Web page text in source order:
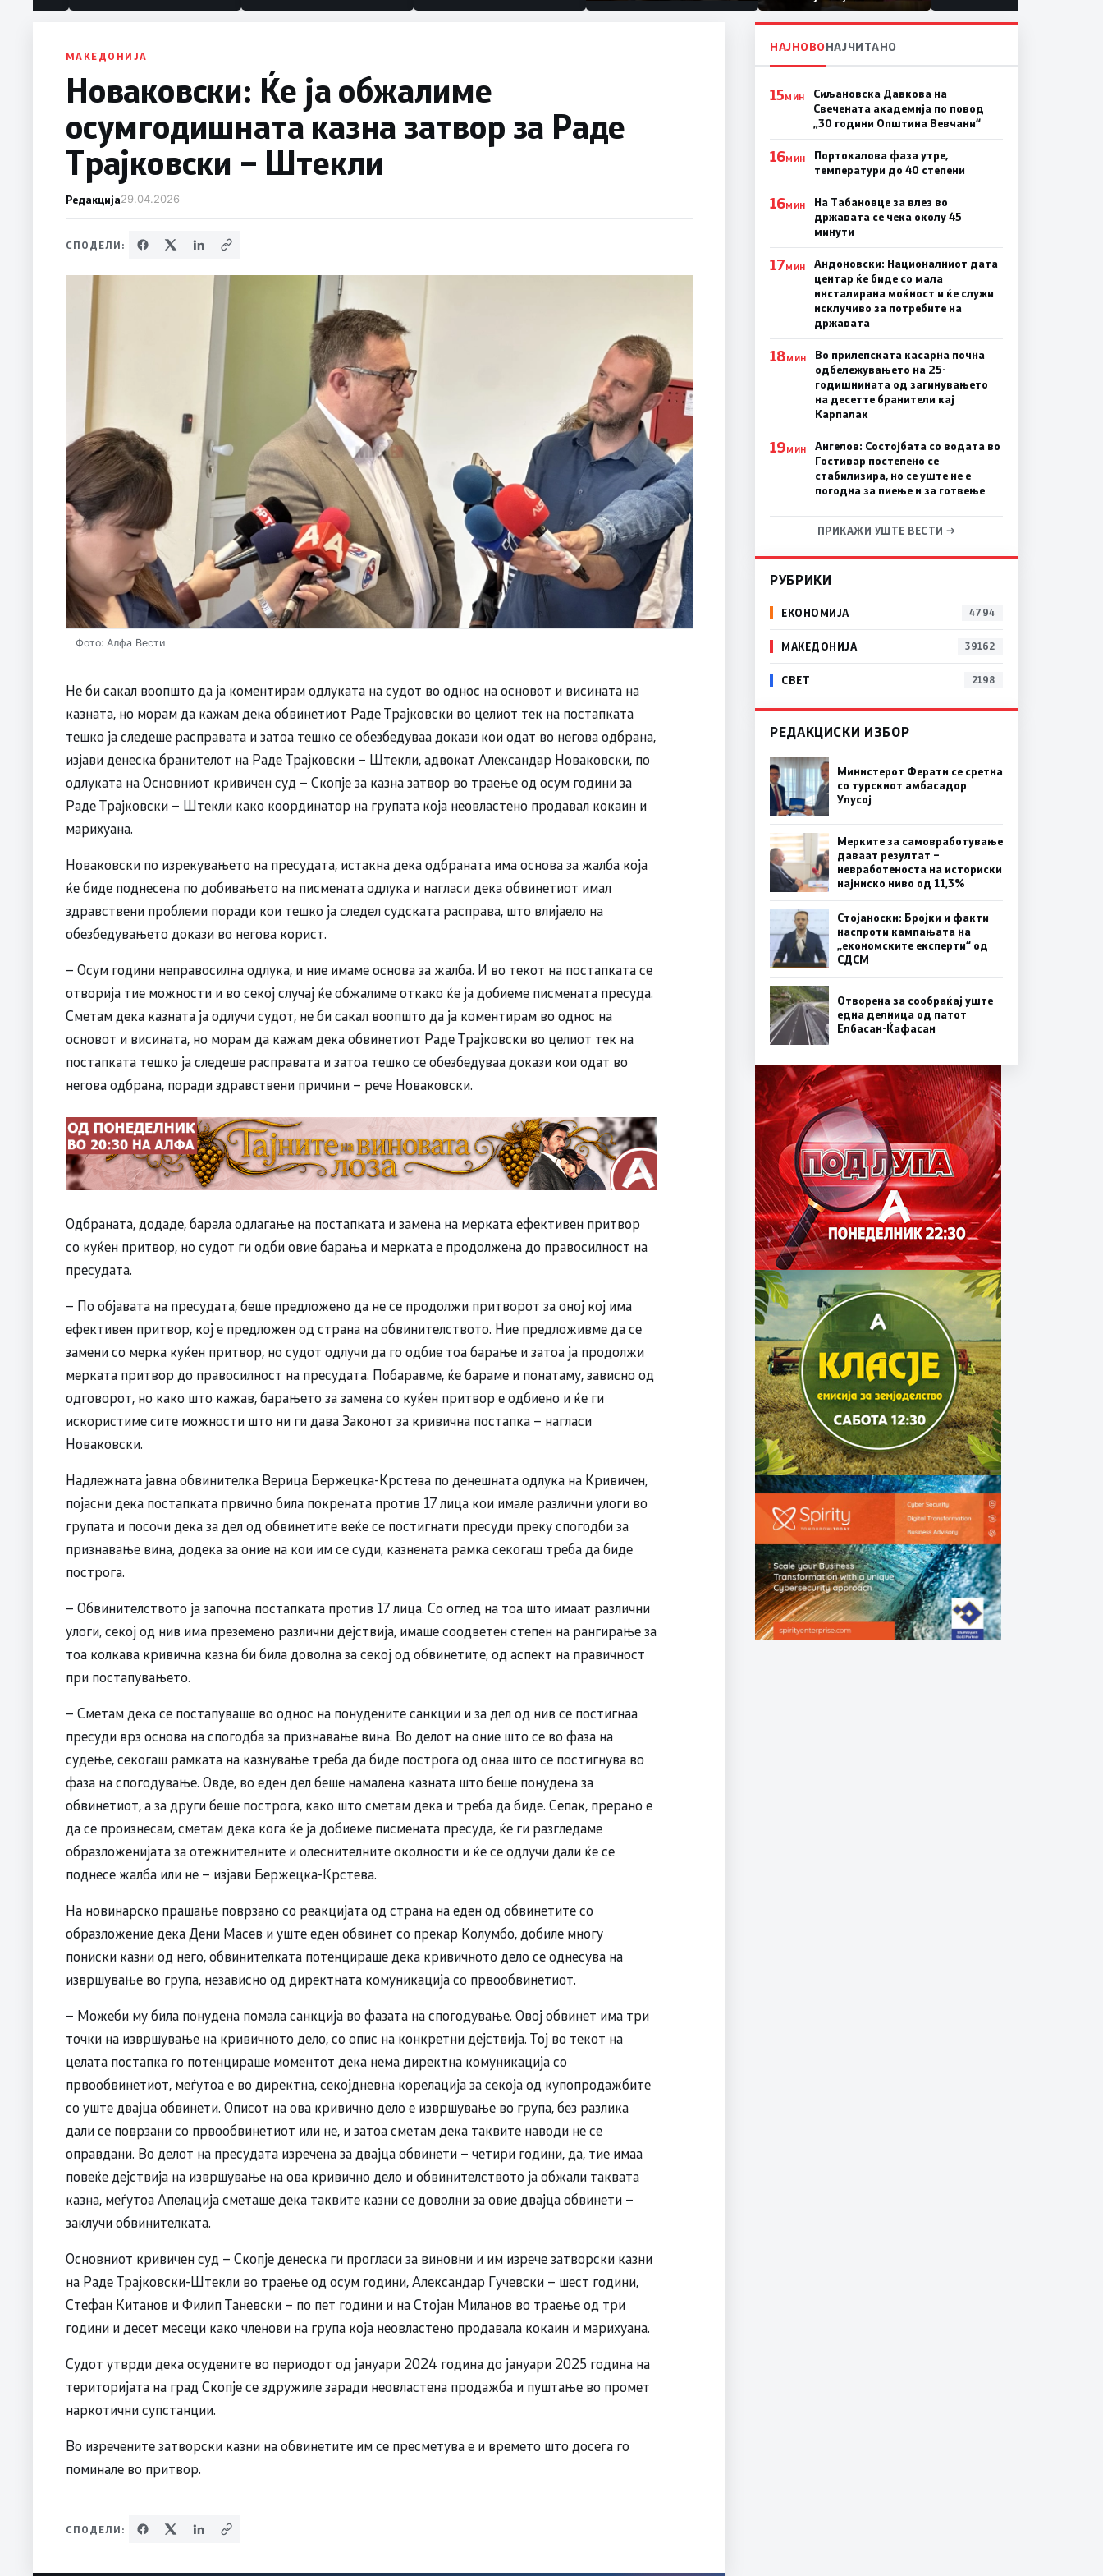
половина тунел во слепа
првачиња помалку
МАКЕДОНИЈА
Новаковски: Ќе ја обжалиме
осумгодишната казна затвор за Раде
Трајковски – Штекли
Редакција29.04.2026
СПОДЕЛИ:
Фото: Алфа Вести
Не би сакал воопшто да ја коментирам одлуката на судот во однос на основот и висината на
казната, но морам да кажам дека обвинетиот Раде Трајковски во целиот тек на постапката
тешко ја следеше расправата и затоа тешко се обезбедуваа докази кои одат во негова одбрана,
изјави денеска бранителот на Раде Трајковски – Штекли, адвокат Александар Новаковски, по
одлуката на Основниот кривичен суд – Скопје за казна затвор во траење од осум години за
Раде Трајковски – Штекли како координатор на групата која неовластено продавал кокаин и
марихуана.
Новаковски по изрекувањето на пресудата, истакна дека одбраната има основа за жалба која
ќе биде поднесена по добивањето на писмената одлука и нагласи дека обвинетиот имал
здравствени проблеми поради кои тешко ја следел судската расправа, што влијаело на
обезбедувањето докази во негова корист.
– Осум години неправосилна одлука, и ние имаме основа за жалба. И во текот на постапката се
отворија тие можности и во секој случај ќе обжалиме откако ќе ја добиеме писмената пресуда.
Сметам дека казната ја одлучи судот, не би сакал воопшто да ја коментирам во однос на
основот и висината, но морам да кажам дека обвинетиот Раде Трајковски во целиот тек на
постапката тешко ја следеше расправата и затоа тешко се обезбедуваа докази кои одат во
негова одбрана, поради здравствени причини – рече Новаковски.
Одбраната, додаде, барала одлагање на постапката и замена на мерката ефективен притвор
со куќен притвор, но судот ги одби овие барања и мерката е продолжена до правосилност на
пресудата.
– По објавата на пресудата, беше предложено да не се продолжи притворот за оној кој има
ефективен притвор, кој е предложен од страна на обвинителството. Ние предложивме да се
замени со мерка куќен притвор, но судот одлучи да го одбие тоа барање и затоа ја продолжи
мерката притвор до правосилност на пресудата. Побаравме, ќе бараме и понатаму, зависно од
одговорот, но како што кажав, барањето за замена со куќен притвор е одбиено и ќе ги
искористиме сите можности што ни ги дава Законот за кривична постапка – нагласи
Новаковски.
Надлежната јавна обвинителка Верица Бержецка-Крстева по денешната одлука на Кривичен,
појасни дека постапката првично била покрената против 17 лица кои имале различни улоги во
групата и посочи дека за дел од обвинетите веќе се постигнати пресуди преку спогодби за
признавање вина, додека за оние на кои им се суди, казнената рамка секогаш треба да биде
построга.
– Обвинителството ја започна постапката против 17 лица. Со оглед на тоа што имаат различни
улоги, секој од нив има преземено различни дејствија, имаше соодветен степен на рангирање за
тоа колкава кривична казна би била доволна за секој од обвинетите, од аспект на правичност
при постапувањето.
– Сметам дека се постапуваше во однос на понудените санкции и за дел од нив се постигнаа
пресуди врз основа на спогодба за признавање вина. Во делот на оние што се во фаза на
судење, секогаш рамката на казнување треба да биде построга од онаа што се постигнува во
фаза на спогодување. Овде, во еден дел беше намалена казната што беше понудена за
обвинетиот, а за други беше построга, како што сметам дека и треба да биде. Сепак, прерано е
да се произнесам, сметам дека кога ќе ја добиеме писмената пресуда, ќе ги разгледаме
образложенијата за отежнителните и олеснителните околности и ќе се одлучи дали ќе се
поднесе жалба или не – изјави Бержецка-Крстева.
На новинарско прашање поврзано со реакцијата од страна на еден од обвинетите со
образложение дека Дени Масев и уште еден обвинет со прекар Колумбо, добиле многу
пониски казни од него, обвинителката потенцираше дека кривичното дело се однесува на
извршување во група, независно од директната комуникација со првообвинетиот.
– Можеби му била понудена помала санкција во фазата на спогодување. Овој обвинет има три
точки на извршување на кривичното дело, со опис на конкретни дејствија. Тој во текот на
целата постапка го потенцираше моментот дека нема директна комуникација со
првообвинетиот, меѓутоа е во директна, секојдневна корелација за секоја од купопродажбите
со уште двајца обвинети. Описот на ова кривично дело е извршување во група, без разлика
дали се поврзани со првообвинетиот или не, и затоа сметам дека таквите наводи не се
оправдани. Во делот на пресудата изречена за двајца обвинети – четири години, да, тие имаа
повеќе дејствија на извршување на ова кривично дело и обвинителството ја обжали таквата
казна, меѓутоа Апелација сметаше дека таквите казни се доволни за овие двајца обвинети –
заклучи обвинителката.
Основниот кривичен суд – Скопје денеска ги прогласи за виновни и им изрече затворски казни
на Раде Трајковски-Штекли во траење од осум години, Александар Гучевски – шест години,
Стефан Китанов и Филип Таневски – по пет години и на Стојан Миланов во траење од три
години и десет месеци како членови на група која неовластено продавала кокаин и марихуана.
Судот утврди дека осудените во периодот од јануари 2024 година до јануари 2025 година на
територијата на град Скопје се здружиле заради неовластена продажба и пуштање во промет
наркотични супстанции.
Во изречените затворски казни на обвинетите им се пресметува е и времето што досега го
поминале во притвор.
СПОДЕЛИ:
НАЈНОВОНАЈЧИТАНО
15МИН
Сиљановска Давкова на
Свечената академија по повод
„30 години Општина Вевчани“
16МИН
Портокалова фаза утре,
температури до 40 степени
16МИН
На Табановце за влез во
државата се чека околу 45
минути
17МИН
Андоновски: Националниот дата
центар ќе биде со мала
инсталирана моќност и ќе служи
исклучиво за потребите на
државата
18МИН
Во прилепската касарна почна
одбележувањето на 25-
годишнината од загинувањето
на десетте бранители кај
Карпалак
19МИН
Ангелов: Состојбата со водата во
Гостивар постепено се
стабилизира, но се уште не е
погодна за пиење и за готвење
ПРИКАЖИ УШТЕ ВЕСТИ →
РУБРИКИ
ЕКОНОМИЈА 4794
МАКЕДОНИЈА 39162
СВЕТ 2198
РЕДАКЦИСКИ ИЗБОР
Министерот Ферати се сретна
со турскиот амбасадор
Улусој
Мерките за самовработување
даваат резултат –
невработеноста на историски
најниско ниво од 11,3%
Стојаноски: Бројки и факти
наспроти кампањата на
„економските експерти“ од
СДСM
Отворена за сообраќај уште
една делница од патот
Елбасан-Ќафасан